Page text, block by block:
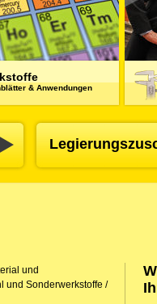
& Anwendungen
und
und Sonderwerkstoffe /